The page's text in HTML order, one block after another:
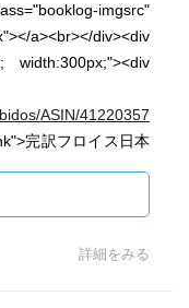
imgsrc"
a><br></div><div
width:300px;"><div
ASIN/41220357
完訳フロイス日本
イス フロイス, 松田
01)</div><div
ラン
すすめ度：<img
詳細をみる